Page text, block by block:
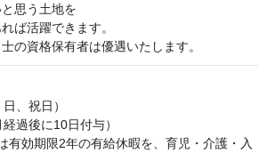
思う土地を
ば活躍できます。
の資格保有者は優遇いたします。
、祝日）
過後に10日付与）
有効期限2年の有給休暇を、育児・介護・入